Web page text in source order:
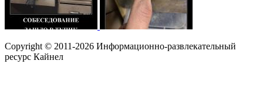
Copyright © 2011-2026 Информационно-развлекательный
ресурс Кайнел